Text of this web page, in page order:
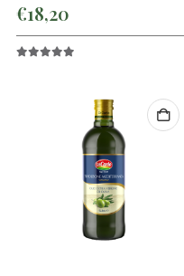
€18,20